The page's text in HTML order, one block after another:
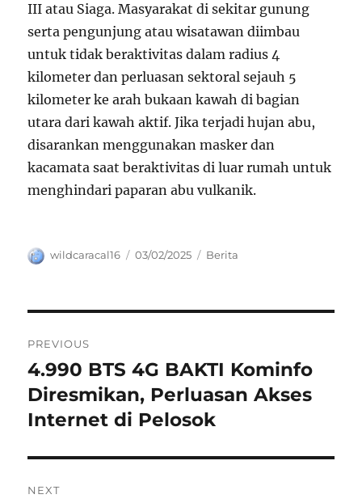
III atau Siaga. Masyarakat di sekitar gunung
serta pengunjung atau wisatawan diimbau
untuk tidak beraktivitas dalam radius 4
kilometer dan perluasan sektoral sejauh 5
kilometer ke arah bukaan kawah di bagian
utara dari kawah aktif. Jika terjadi hujan abu,
disarankan menggunakan masker dan
kacamata saat beraktivitas di luar rumah untuk
menghindari paparan abu vulkanik.
Author
wildcaracal16
Posted
03/02/2025 Categories
Berita
pos
PREVIOUS
Previous
post:
4.990 BTS 4G BAKTI Kominfo
Diresmikan, Perluasan Akses
Internet di Pelosok
NEXT